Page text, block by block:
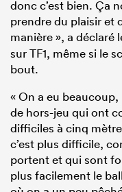
donc c’est bien. Ça
prendre du plaisir et
manière », a déclaré
sur TF1, même si le
bout.
« On a eu
de hors-jeu qui ont
difficiles à cinq
c’est plus difficile,
portent et qui sont
plus facilement le